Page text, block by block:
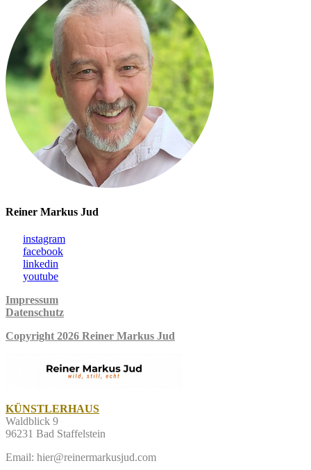
Reiner Markus Jud
instagram
facebook
linkedin
youtube
Impressum
Datenschutz
Copyright 2026 Reiner Markus Jud
KÜNSTLERHAUS
Waldblick 9
96231 Bad Staffelstein
Email: hier@reinermarkusjud.com